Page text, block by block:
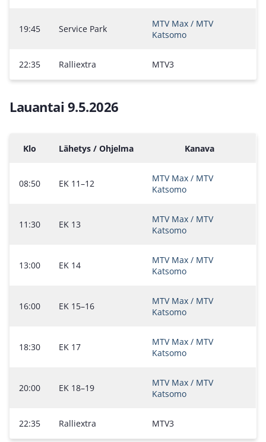
19:45 Service Park
MTV Max / MTV
Katsomo
22:35 Ralliextra MTV3
Lauantai 9.5.2026
Klo Lähetys / Ohjelma Kanava
08:50 EK 11–12
MTV Max / MTV
Katsomo
11:30 EK 13
MTV Max / MTV
Katsomo
13:00 EK 14
MTV Max / MTV
Katsomo
16:00 EK 15–16
MTV Max / MTV
Katsomo
18:30 EK 17
MTV Max / MTV
Katsomo
20:00 EK 18–19
MTV Max / MTV
Katsomo
22:35 Ralliextra MTV3